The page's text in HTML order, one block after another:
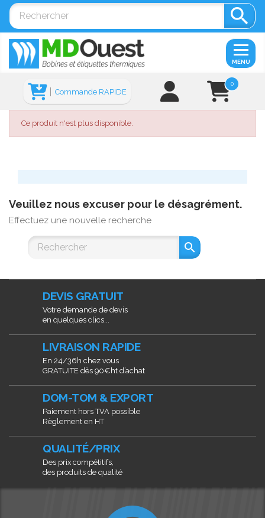

0
Commande RAPIDE
MENU
Ce produit n'est plus disponible.
Veuillez nous excuser pour le désagrément.
Effectuez une nouvelle recherche

DEVIS GRATUIT
Votre demande de devis
en quelques clics...
LIVRAISON RAPIDE
En 24/36h chez vous
GRATUITE dès 90€ht d’achat
DOM-TOM & EXPORT
Paiement hors TVA possible
Règlement en HT
QUALITÉ/PRIX
Des prix compétitifs,
des produits de qualité